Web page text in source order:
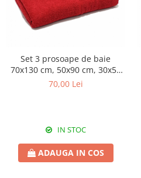
Set 3 prosoape de baie
70x130 cm, 50x90 cm, 30x50
cm, bumbac, roșu
70,00 Lei
IN STOC
ADAUGA IN COS